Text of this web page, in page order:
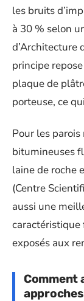
les bruits
à 30 % selon
d’Architecture
principe
plaque de
porteuse, ce
Pour les
bitumineuses
laine de roche
(Centre
aussi une
caractéristique
exposés aux
Comment
approches